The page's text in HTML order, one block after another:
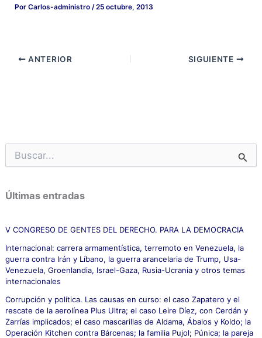
PorCarlos-administro/25 octubre, 2013
ANTERIOR SIGUIENTE
u
c
a
p
r
:
Últimas entradas
V CONGRESO DE GENTES DEL DERECHO. PARA LA DEMOCRACIA
Internacional: carrera armamentística, terremoto en Venezuela, la
guerra contra Irán y Líbano, la guerra arancelaria de Trump, Usa-
Venezuela, Groenlandia, Israel-Gaza, Rusia-Ucrania y otros temas
internacionales
Corrupción y política. Las causas en curso: el caso Zapatero y el
rescate de la aerolínea Plus Ultra; el caso Leire Díez, con Cerdán y
Zarrías implicados; el caso mascarillas de Aldama, Ábalos y Koldo; la
Operación Kitchen contra Bárcenas; la familia Pujol; Púnica; la pareja